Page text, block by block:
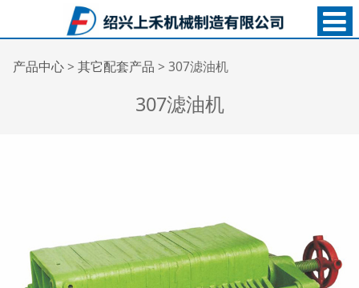
307滤油机
产品中心> 其它配套产品 > 307滤油机
307滤油机